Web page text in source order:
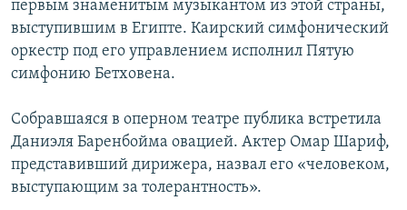
поиску
ТОҶИКӢ
TÜRKMENÇE
Все сайты РСЕ/РС
первым знаменитым музыкантом из этой страны,
выступившим в Египте. Каирский симфонический
оркестр под его управлением исполнил Пятую
симфонию Бетховена.
Собравшаяся в оперном театре публика встретила
Даниэля Баренбойма овацией. Актер Омар Шариф,
представивший дирижера, назвал его «человеком,
выступающим за толерантность».